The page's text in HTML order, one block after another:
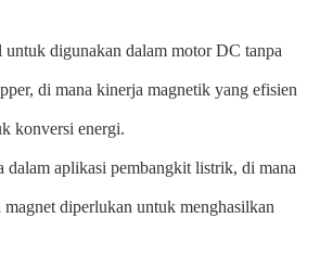
digunakan dalam motor DC tanpa
di mana kinerja magnetik yang efisien
konversi energi.
dalam aplikasi pembangkit listrik, di mana
magnet diperlukan untuk menghasilkan